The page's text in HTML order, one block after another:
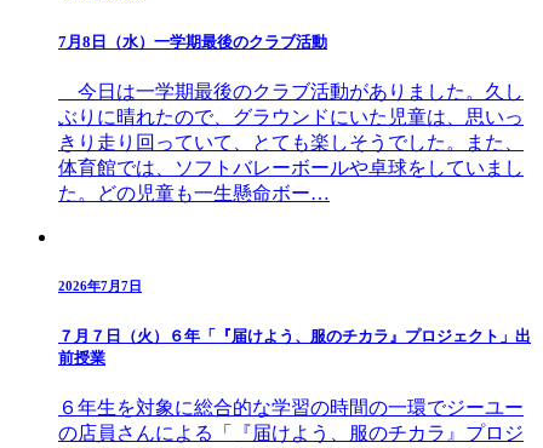
7月8日（水）一学期最後のクラブ活動
今日は一学期最後のクラブ活動がありました。久し
ぶりに晴れたので、グラウンドにいた児童は、思いっ
きり走り回っていて、とても楽しそうでした。また、
体育館では、ソフトバレーボールや卓球をしていまし
た。どの児童も一生懸命ボー…
2026年7月7日
７月７日（火）６年「『届けよう、服のチカラ』プロジェクト」出
前授業
６年生を対象に総合的な学習の時間の一環でジーユー
の店員さんによる「『届けよう、服のチカラ』プロジ